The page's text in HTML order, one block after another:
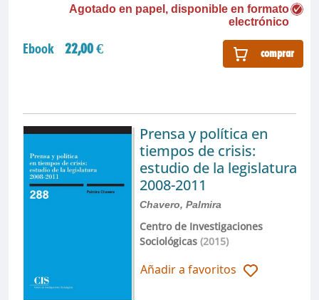
Agotado en papel, disponible en formato
electrónico
Ebook 22,00 € comprar
Prensa y política en
tiempos de crisis:
estudio de la legislatura
2008-2011
Chavero, Palmira
Centro de Investigaciones
Sociológicas(2015)
Añadir a favoritos